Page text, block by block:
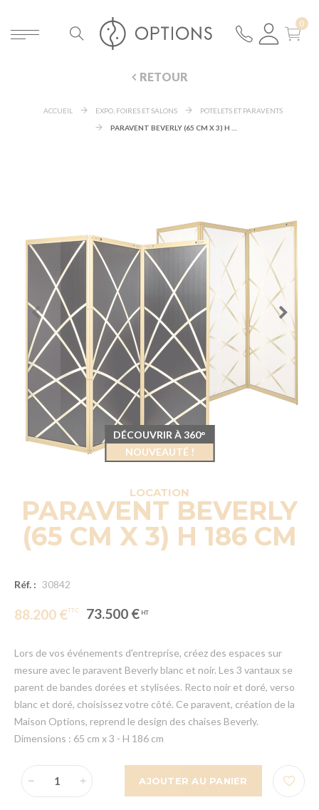
RETOUR
ACCUEIL EXPO, FOIRES ET SALONS
POTELETS ET PARAVENTS
LOCATION
PARAVENT BEVERLY
(65 CM X 3) H 186 CM
Réf. : 30842
88.200 € 73.500 €
Lors de vos événements d'entreprise, créez des espaces sur
mesure avec le paravent Beverly blanc et noir. Les 3 vantaux se
parent de bandes dorées et stylisées. Recto noir et doré, verso
blanc et doré, choisissez votre côté. Ce paravent, création de la
Maison Options, reprend le design des chaises Beverly.
Dimensions : 65 cm x 3 - H 186 cm
AJOUTER AU PANIER
DÉCOUVRIR À 360°
NOUVEAUTÉ !